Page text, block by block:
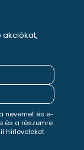
akciókat,
a nevemet és e-
és a részemre
hírleveleket